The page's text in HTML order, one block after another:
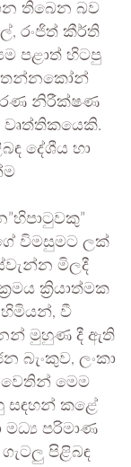
තිබෙන බව
රංජිත් කීර්ති
පළාත් හිටපු
නිරීක්ෂණ
දේශීය හා
විමසුමට ලක්
මිලදී
ක්‍රියාත්මක
හිමියන්, වී
මුහුණ දී ඇති
බැංකුව, ලංකා
වෙතින් මෙම
සඳහන් කළේ
මධ්‍ය පරිමාණ
පිළිබඳ